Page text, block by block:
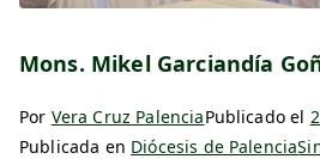
Mons. Mikel Garciandía
Por Vera Cruz PalenciaPublicado el
Publicada en Diócesis de Palencia